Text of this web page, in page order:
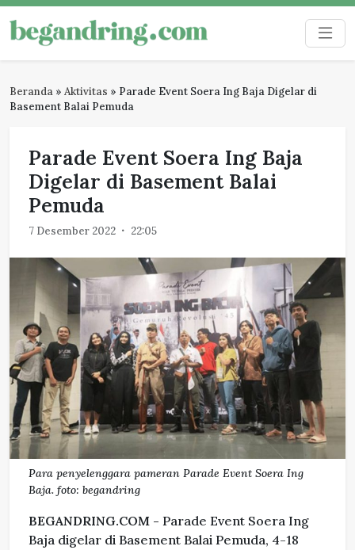
Skip
to
content
Begandring
Menjaga ingatan untuk masa depan
Beranda » Aktivitas » Parade Event Soera Ing Baja Digelar di
Basement Balai Pemuda
Parade Event Soera Ing Baja
Digelar di Basement Balai
Pemuda
7 Desember 2022 22:05
Para penyelenggara pameran Parade Event Soera Ing
Baja. foto: begandring
BEGANDRING.COM - Parade Event Soera Ing
Baja digelar di Basement Balai Pemuda, 4-18